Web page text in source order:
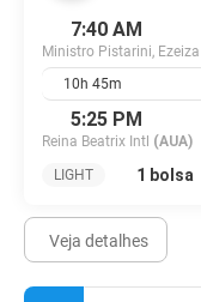
7:40 AM
Ministro Pistarini, Ezeiza
10h 45m
5:25 PM
Reina Beatrix Intl (AUA)
LIGHT
1 bolsa
Veja detalhes